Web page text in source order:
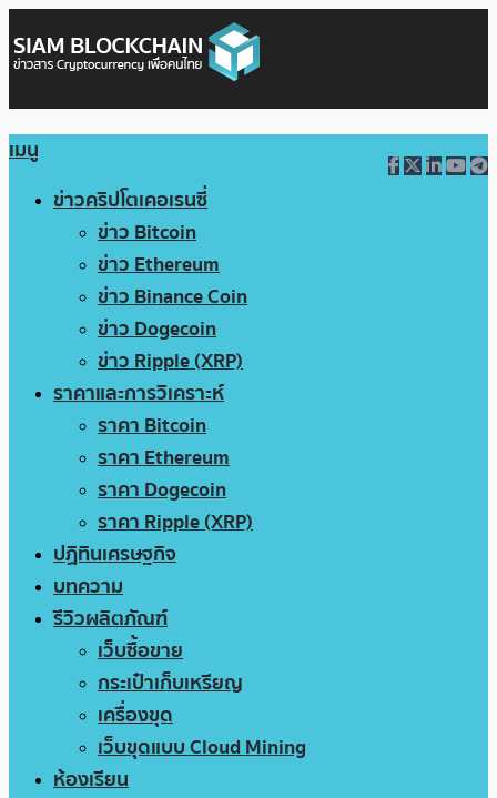
เมนู
ข่าวคริปโตเคอเรนซี่
ข่าว Bitcoin
ข่าว Ethereum
ข่าว Binance Coin
ข่าว Dogecoin
ข่าว Ripple (XRP)
ราคาและการวิเคราะห์
ราคา Bitcoin
ราคา Ethereum
ราคา Dogecoin
ราคา Ripple (XRP)
ปฏิทินเศรษฐกิจ
บทความ
รีวิวผลิตภัณฑ์
เว็บซื้อขาย
กระเป๋าเก็บเหรียญ
เครื่องขุด
เว็บขุดแบบ Cloud Mining
ห้องเรียน